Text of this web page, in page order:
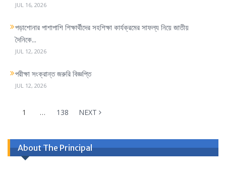
JUL 16, 2026
পড়াশোনার পাশাপাশি শিক্ষার্থীদের সহশিক্ষা কার্যক্রমের সাফল্য নিয়ে জাতীয়
দৈনিকে...
JUL 12, 2026
পরীক্ষা সংক্রান্ত জরুরি বিজ্ঞপ্তি
JUL 12, 2026
1 … 138 NEXT
About The Principal